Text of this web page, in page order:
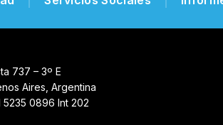
737 – 3º E
Aires, Argentina
5235 0896 Int 202